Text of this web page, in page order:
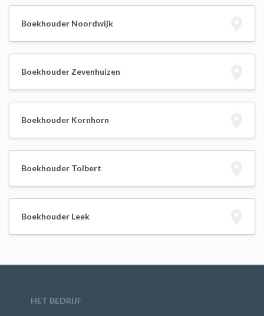
Boekhouder Noordwijk
Boekhouder Zevenhuizen
Boekhouder Kornhorn
Boekhouder Tolbert
Boekhouder Leek
HET BEDRIJF